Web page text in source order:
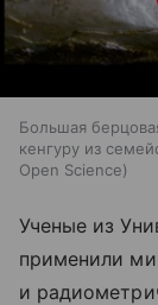
Большая
кенгуру из
Open Science
Ученые из
применили
и